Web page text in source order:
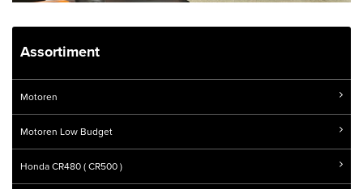
Assortiment
Motoren
Motoren Low Budget
Honda CR480 ( CR500 )